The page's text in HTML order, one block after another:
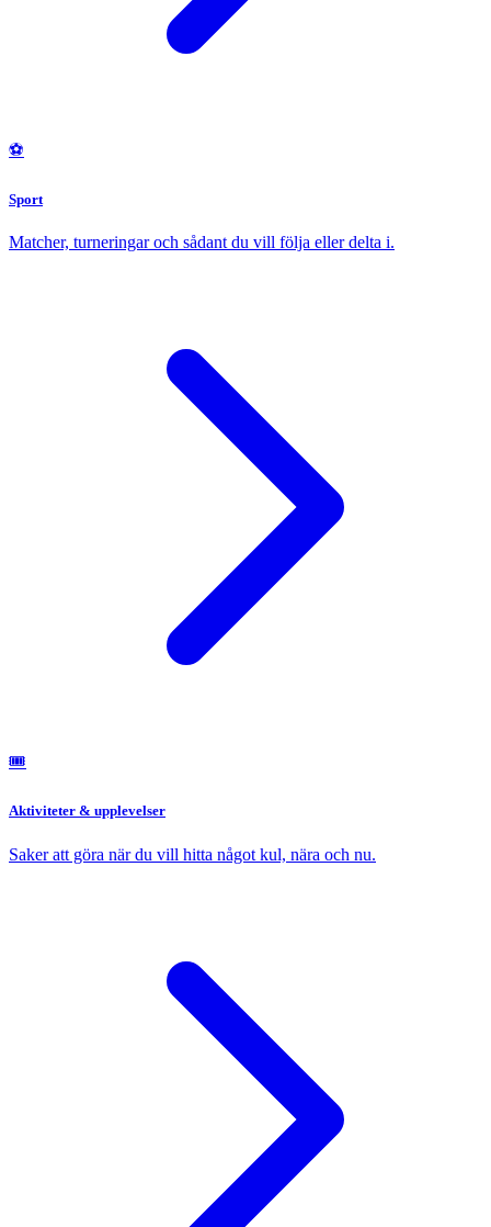
⚽
Sport
Matcher, turneringar och sådant du vill följa eller delta i.
🎟️
Aktiviteter & upplevelser
Saker att göra när du vill hitta något kul, nära och nu.